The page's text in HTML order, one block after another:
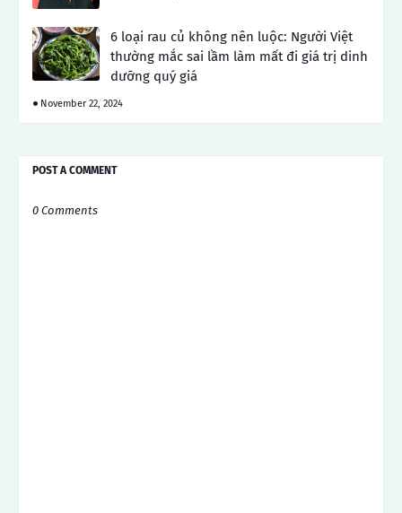
6 loại rau củ không nên luộc: Người Việt
thường mắc sai lầm làm mất đi giá trị dinh
dưỡng quý giá
November 22, 2024
POST A COMMENT
0 Comments